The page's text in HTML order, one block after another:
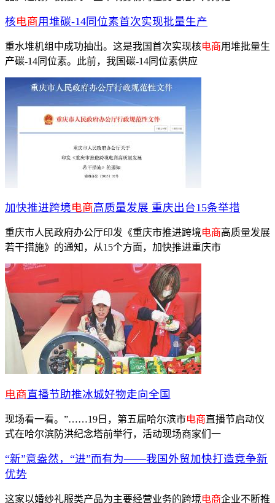
核电商用堆碳-14同位素首次实现批量生产
重水堆机组中成功抽出。这是我国首次实现核电商用堆批量生
产碳-14同位素。此前，我国碳-14同位素供应
加快推进跨境电商高质量发展 重庆出台15条举措
重庆市人民政府办公厅印发《重庆市推进跨境电商高质量发展
若干措施》的通知，从15个方面，加快推进重庆市
电商直播节助推冰城好物走向全国
现场看一看。”……19日，第五届哈尔滨市电商直播节启动仪
式在哈尔滨防洪纪念塔前举行，活动现场商家们一
“新”意盎然，“进”而有为——我国外贸加快打造竞争新
优势
这家以婚纱礼服类产品为主要经营业务的跨境电商企业不断推